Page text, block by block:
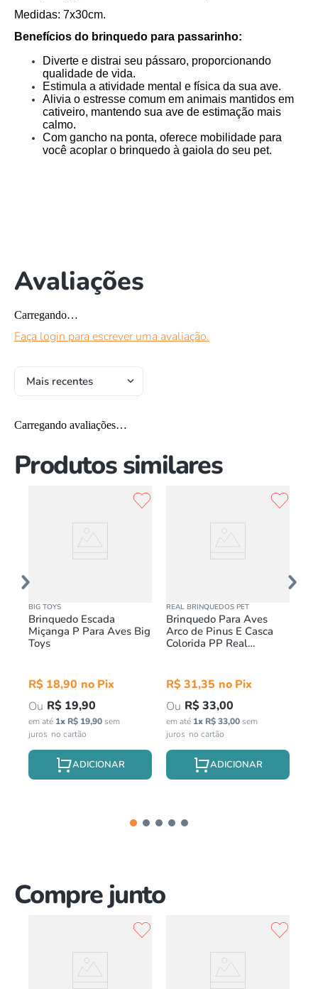
Medidas: 7x30cm.
Benefícios do brinquedo para passarinho:
Diverte e distrai seu pássaro, proporcionando
qualidade de vida.
Estimula a atividade mental e física da sua ave.
Alivia o estresse comum em animais mantidos em
cativeiro, mantendo sua ave de estimação mais
calmo.
Com gancho na ponta, oferece mobilidade para
você acoplar o brinquedo à gaiola do seu pet.
Avaliações
Carregando…
Faça login para escrever uma avaliação.
Mais recentes
Carregando avaliações…
Produtos similares
BIG TOYS
Brinquedo Escada
Miçanga P Para Aves Big
Toys
R$ 18,90
R$ 19,90
em até 1x R$ 19,90sem
juros
REAL BRINQUEDOS PET
Brinquedo Para Aves
Arco de Pinus E Casca
Colorida PP Real
R$31,35
R$33,00
em até 1x R$33,00sem
juros
Compre junto